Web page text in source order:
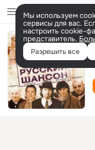
Мы используем
сервисы для вас.
настроить cookie-
представитель.
Разрешить все